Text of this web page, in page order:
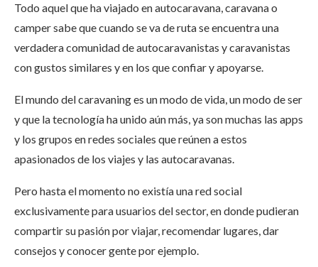
Todo aquel que ha viajado en autocaravana, caravana o
camper sabe que cuando se va de ruta se encuentra una
verdadera comunidad de autocaravanistas y caravanistas
con gustos similares y en los que confiar y apoyarse.
El mundo del caravaning es un modo de vida, un modo de ser
y que la tecnología ha unido aún más, ya son muchas las apps
y los grupos en redes sociales que reúnen a estos
apasionados de los viajes y las autocaravanas.
Pero hasta el momento no existía una red social
exclusivamente para usuarios del sector, en donde pudieran
compartir su pasión por viajar, recomendar lugares, dar
consejos y conocer gente por ejemplo.